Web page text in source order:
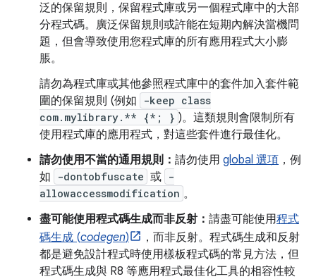
泛的保留規則，保留程式庫或另一個程式庫中的大部
分程式碼。廣泛保留規則或許能在短期內解決當機問
題，但會導致使用您程式庫的所有應用程式大小膨
脹。
請勿為程式庫或其他參照程式庫中的套件加入套件範
圍的保留規則 (例如
-keep class
com.mylibrary.** {*; } )。這類規則會限制所有
使用程式庫的應用程式，對這些套件進行最佳化。
請勿使用不當的通用規則： 請勿使用 global 選項 ，例
如
-dontobfuscate 或 -
allowaccessmodification 。
盡可能使用程式碼生成而非反射： 請盡可能使用程式
碼生成 (codegen)
，而非反射。程式碼生成和反射
都是避免設計程式時使用樣板程式碼的常見方法，但
程式碼生成與 R8 等應用程式最佳化工具的相容性較